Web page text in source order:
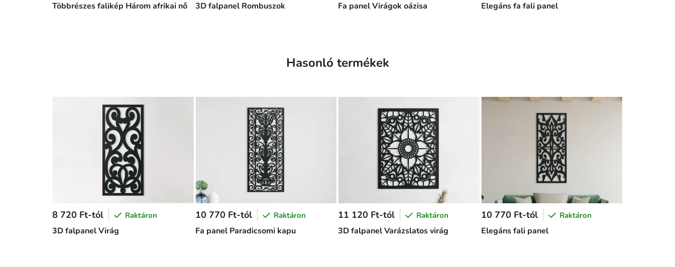
Többrészes falikép Három afrikai nő 3D falpanel Rombuszok Fa panel Virágok oázisa Elegáns fa fali panel
Hasonló termékek
3D falpanel Virág
8 720 Ft-tól Raktáron
Fa panel Paradicsomi kapu
10 770 Ft-tól Raktáron
3D falpanel Varázslatos virág
11 120 Ft-tól Raktáron
Elegáns fali panel
10 770 Ft-tól Raktáron